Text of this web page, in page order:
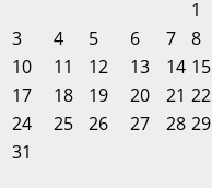
1
3
4 5 6 7 8
10
11 12 13 14 15
17
18 19 20 21 22
24
25 26 27 28 29
31